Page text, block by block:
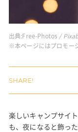
出典:Free-Photos /
※本ページにはプロモー
楽しいキャンプサイ
も、夜になると飾っ